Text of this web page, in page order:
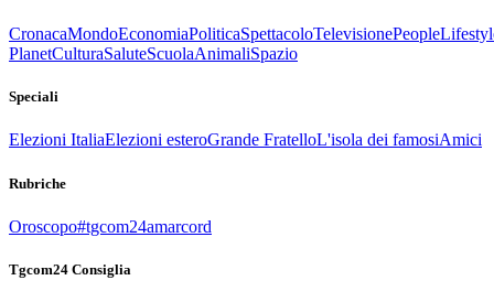
CronacaMondoEconomiaPoliticaSpettacoloTelevisionePeople
PlanetCulturaSaluteScuolaAnimaliSpazio
Speciali
Elezioni ItaliaElezioni esteroGrande FratelloL'isola dei famosiAmici
Rubriche
Oroscopo#tgcom24amarcord
Tgcom24 Consiglia